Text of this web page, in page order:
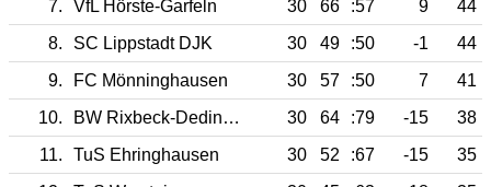
7.
VfL Hörste-Garfeln 30 66 :57 9
44
8.
SC Lippstadt DJK 30 49 :50 -1
44
9.
FC Mönninghausen 30 57 :50 7
41
10.
BW Rixbeck-Dedinghausen 30 64 :79 -15
38
11.
TuS Ehringhausen 30 52 :67 -15
35